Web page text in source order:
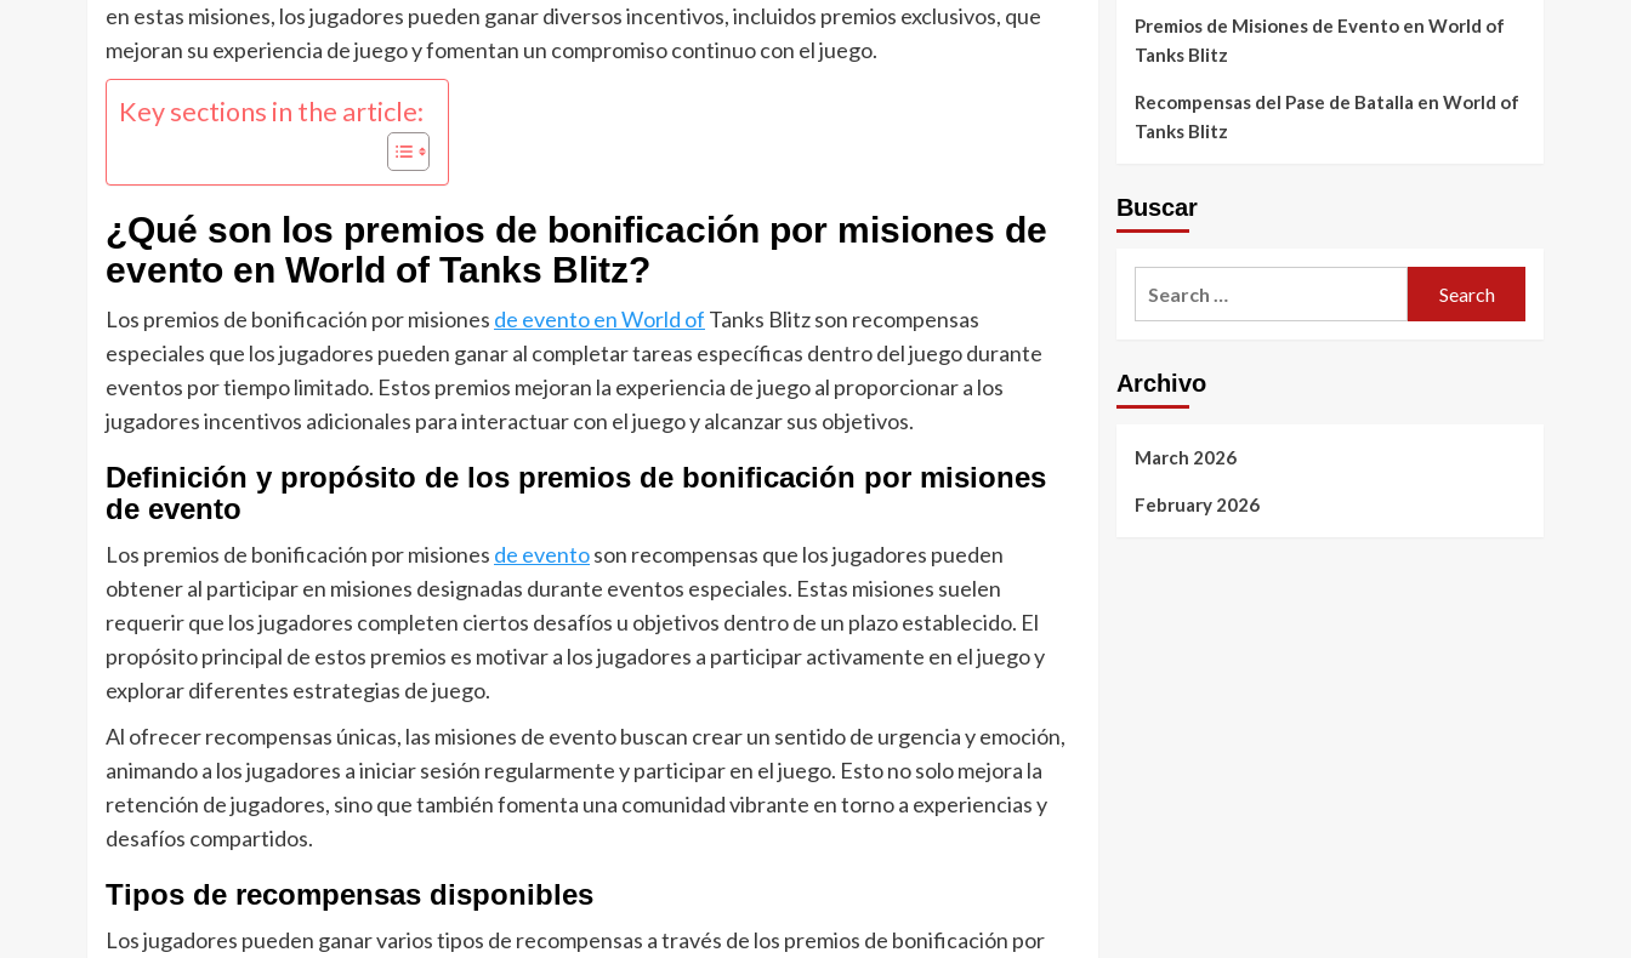
en estas misiones, los jugadores pueden ganar diversos incentivos, incluidos premios exclusivos, que
mejoran su experiencia de juego y fomentan un compromiso continuo con el juego.
Key sections in the article:
¿Qué son los premios de bonificación por misiones de
evento en World of Tanks Blitz?
Los premios de bonificación por misiones de evento en World of Tanks Blitz son recompensas
especiales que los jugadores pueden ganar al completar tareas específicas dentro del juego durante
eventos por tiempo limitado. Estos premios mejoran la experiencia de juego al proporcionar a los
jugadores incentivos adicionales para interactuar con el juego y alcanzar sus objetivos.
Definición y propósito de los premios de bonificación por misiones
de evento
Los premios de bonificación por misiones de eventoson recompensas que los jugadores pueden
obtener al participar en misiones designadas durante eventos especiales. Estas misiones suelen
requerir que los jugadores completen ciertos desafíos u objetivos dentro de un plazo establecido. El
propósito principal de estos premios es motivar a los jugadores a participar activamente en el juego y
explorar diferentes estrategias de juego.
Al ofrecer recompensas únicas, las misiones de evento buscan crear un sentido de urgencia y emoción,
animando a los jugadores a iniciar sesión regularmente y participar en el juego. Esto no solo mejora la
retención de jugadores, sino que también fomenta una comunidad vibrante en torno a experiencias y
desafíos compartidos.
Tipos de recompensas disponibles
Los jugadores pueden ganar varios tipos de recompensas a través de los premios de bonificación por
Premios de Misiones de Evento en World of
Tanks Blitz
Recompensas del Pase de Batalla en World of
Tanks Blitz
Buscar
Archivo
March 2026
February 2026